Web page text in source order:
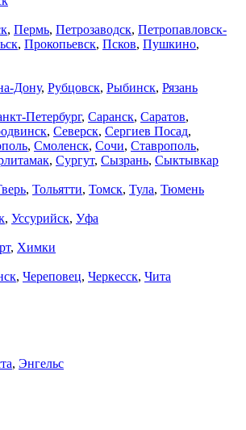
, Пермь, Петрозаводск, Петропавловск-
, Прокопьевск, Псков, Пушкино,
Дону, Рубцовск, Рыбинск, Рязань
Петербург, Саранск, Саратов,
, Северск, Сергиев Посад,
, Смоленск, Сочи, Ставрополь,
, Сургут, Сызрань, Сыктывкар
, Тольятти, Томск, Тула, Тюмень
, Уссурийск, Уфа
, Химки
, Череповец, Черкесск, Чита
, Энгельс